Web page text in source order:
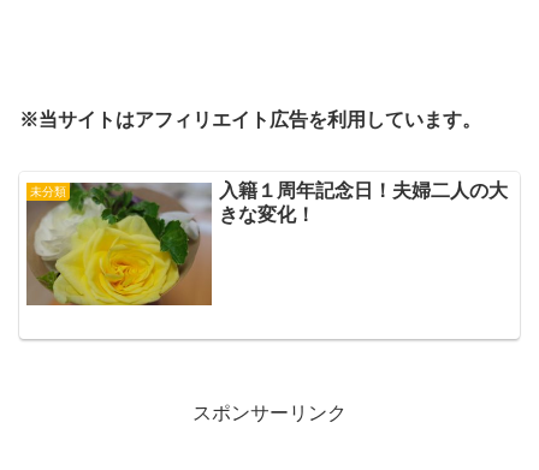
※当サイトはアフィリエイト広告を利用しています。
未分類
入籍１周年記念日！夫婦二人の大
きな変化！
スポンサーリンク